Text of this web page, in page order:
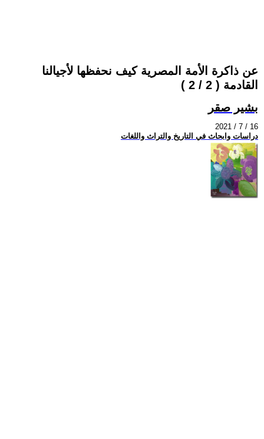
عن ذاكرة الأمة المصرية كيف نحفظها لأجيالنا
القادمة ( 2 / 2 )
بشير صقر
2021 / 7 / 16
دراسات وابحاث في التاريخ والتراث واللغات